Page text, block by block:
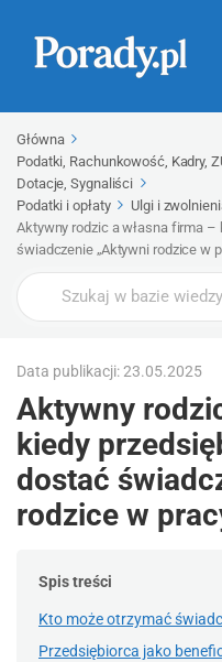
Główna
Podatki, Rachunkowość, Kadry,
Dotacje, Sygnaliści
Podatki i opłaty
Ulgi i
Aktywny rodzic a własna firma
świadczenie „Aktywni rodzice w
Wyszukaj
Data publikacji: 23.05.2025
Aktywny
kiedy
dostać
rodzice w
Spis treści
Kto może otrzymać
Przedsiębiorca jako